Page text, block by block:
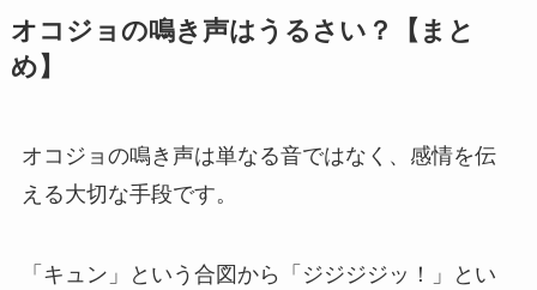
オコジョの鳴き声はうるさい？【まと
め】
オコジョの鳴き声は単なる音ではなく、感情を伝
える大切な手段です。
「キュン」という合図から「ジジジジッ！」とい